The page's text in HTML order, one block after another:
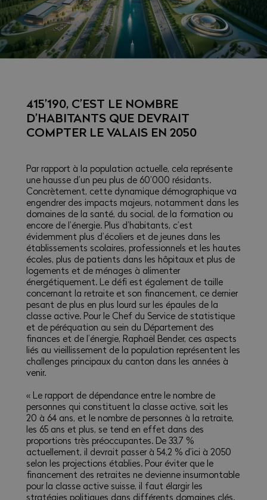
415’190, C’EST LE NOMBRE
D’HABITANTS QUE DEVRAIT
COMPTER LE VALAIS EN 2050
Par rapport à la population actuelle, cela représente
une hausse d’un peu plus de 60’000 résidants.
Concrètement, cette dynamique démographique va
engendrer des impacts majeurs, notamment dans les
domaines de la santé, du social, de la formation ou
encore de l’énergie. Plus d’habitants, c’est
évidemment plus d’écoliers et de jeunes dans les
établissements scolaires, professionnels et les hautes
écoles, plus de patients dans les hôpitaux et plus de
logements et de ménages à alimenter
énergétiquement. Le défi est également de taille
concernant la retraite et son financement, ce dernier
pesant de plus en plus lourd sur les épaules de la
classe active. Pour le Chef du Service de statistique
et de péréquation au sein du Département des
finances et de l’énergie, Raphaël Bender, ces aspects
liés au vieillissement de la population représentent les
challenges principaux du canton dans les années à
venir.
« Le rapport de dépendance entre le nombre de
personnes qui constituent la classe active, soit les
20 à 64 ans, et le nombre de personnes à la retraite,
les 65 ans et plus, se tend en effet dans des
proportions très préoccupantes. De 33,7 %
actuellement, il devrait passer à 54,2 % d’ici à 2050
selon les projections établies. Pour éviter que le
financement des retraites ne devienne insurmontable
pour la classe active suisse, il faut élargir les
stratégies politiques dans différents domaines clés.